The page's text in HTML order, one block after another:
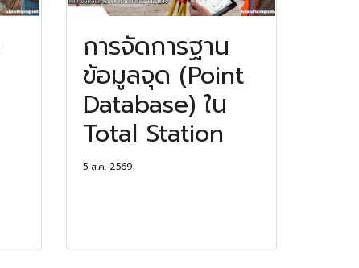
การจัดการฐาน
ข้อมูลจุด (Point
Database) ใน
Total Station
5 ส.ค. 2569